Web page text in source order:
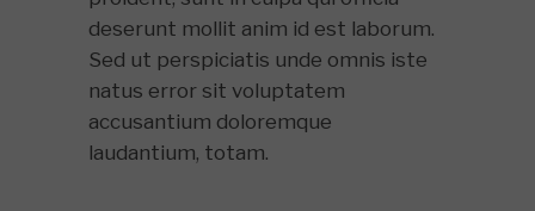
deserunt mollit anim id est laborum.
Sed ut perspiciatis unde omnis iste
natus error sit voluptatem
accusantium doloremque
laudantium, totam.